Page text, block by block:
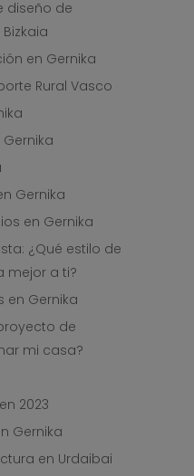
diseño de
en Gernika
Rural Vasco
Gernika
en Gernika
¿Qué estilo de
mejor a ti?
en Gernika
de
mi casa?
2023
Gernika
en Urdaibai